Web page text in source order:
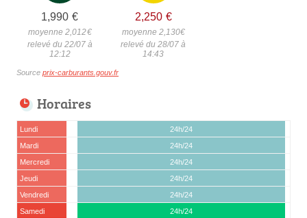
1,990 €
moyenne 2,012€
relevé du 22/07 à
12:12
2,250 €
moyenne 2,130€
relevé du 28/07 à
14:43
Source prix-carburants.gouv.fr
Horaires
Lundi
24h/24
Mardi
24h/24
Mercredi
24h/24
Jeudi
24h/24
Vendredi
24h/24
Samedi
24h/24